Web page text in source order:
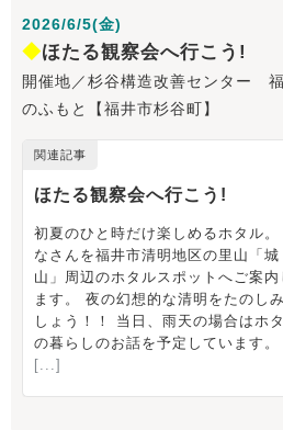
2026/6/5(金)
◆ほたる観察会へ行こう!
開催地／杉谷構造改善センター 福
のふもと【福井市杉谷町】